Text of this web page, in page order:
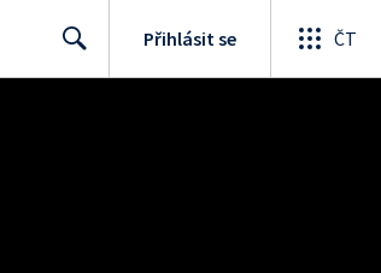
Přihlásit se ČT